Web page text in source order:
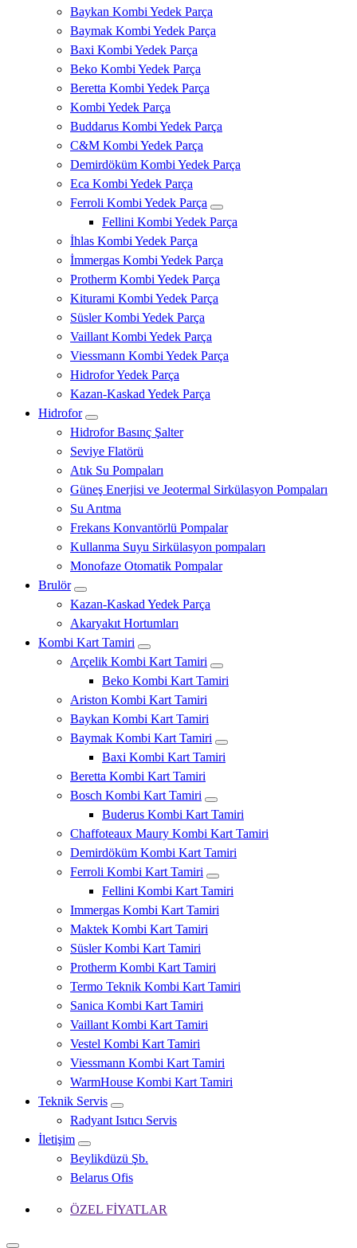
Baykan Kombi Yedek Parça
Baymak Kombi Yedek Parça
Baxi Kombi Yedek Parça
Beko Kombi Yedek Parça
Beretta Kombi Yedek Parça
Kombi Yedek Parça
Buddarus Kombi Yedek Parça
C&M Kombi Yedek Parça
Demirdöküm Kombi Yedek Parça
Eca Kombi Yedek Parça
Ferroli Kombi Yedek Parça
Fellini Kombi Yedek Parça
İhlas Kombi Yedek Parça
İmmergas Kombi Yedek Parça
Protherm Kombi Yedek Parça
Kiturami Kombi Yedek Parça
Süsler Kombi Yedek Parça
Vaillant Kombi Yedek Parça
Viessmann Kombi Yedek Parça
Hidrofor Yedek Parça
Kazan-Kaskad Yedek Parça
Hidrofor
Hidrofor Basınç Şalter
Seviye Flatörü
Atık Su Pompaları
Güneş Enerjisi ve Jeotermal Sirkülasyon Pompaları
Su Arıtma
Frekans Konvantörlü Pompalar
Kullanma Suyu Sirkülasyon pompaları
Monofaze Otomatik Pompalar
Brulör
Kazan-Kaskad Yedek Parça
Akaryakıt Hortumları
Kombi Kart Tamiri
Arçelik Kombi Kart Tamiri
Beko Kombi Kart Tamiri
Ariston Kombi Kart Tamiri
Baykan Kombi Kart Tamiri
Baymak Kombi Kart Tamiri
Baxi Kombi Kart Tamiri
Beretta Kombi Kart Tamiri
Bosch Kombi Kart Tamiri
Buderus Kombi Kart Tamiri
Chaffoteaux Maury Kombi Kart Tamiri
Demirdöküm Kombi Kart Tamiri
Ferroli Kombi Kart Tamiri
Fellini Kombi Kart Tamiri
Immergas Kombi Kart Tamiri
Maktek Kombi Kart Tamiri
Süsler Kombi Kart Tamiri
Protherm Kombi Kart Tamiri
Termo Teknik Kombi Kart Tamiri
Sanica Kombi Kart Tamiri
Vaillant Kombi Kart Tamiri
Vestel Kombi Kart Tamiri
Viessmann Kombi Kart Tamiri
WarmHouse Kombi Kart Tamiri
Teknik Servis
Radyant Isıtıcı Servis
İletişim
Beylikdüzü Şb.
Belarus Ofis
ÖZEL FİYATLAR